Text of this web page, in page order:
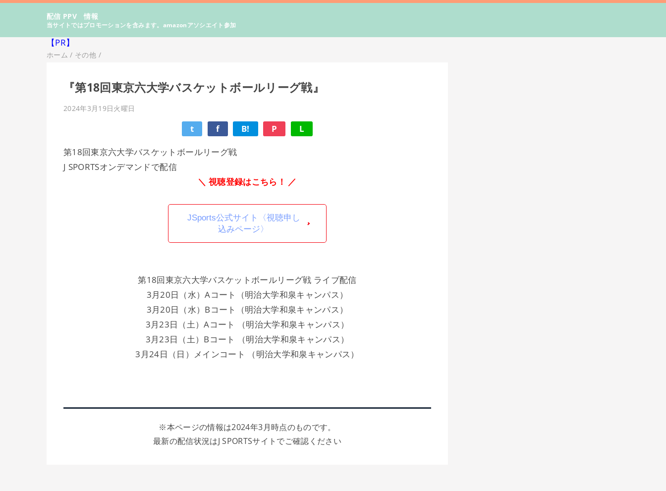
配信 PPV 情報
当サイトではプロモーションを含みます。amazonアソシエイト参加
【PR】
ホーム / その他 /
『第18回東京六大学バスケットボールリーグ戦』
2024年3月19日火曜日
t f B! P L
第18回東京六大学バスケットボールリーグ戦
J SPORTSオンデマンドで配信
＼ 視聴登録はこちら！ ／
JSports公式サイト〈視聴申し
込みページ〉
第18回東京六大学バスケットボールリーグ戦 ライブ配信
3月20日（水）Aコート（明治⼤学和泉キャンパス）
3月20日（水）Bコート（明治⼤学和泉キャンパス）
3月23日（土）Aコート （明治⼤学和泉キャンパス）
3月23日（土）Bコート （明治⼤学和泉キャンパス）
3月24日（日）メインコート （明治⼤学和泉キャンパス）
※本ページの情報は2024年3月時点のものです。
最新の配信状況はJ SPORTSサイトでご確認ください